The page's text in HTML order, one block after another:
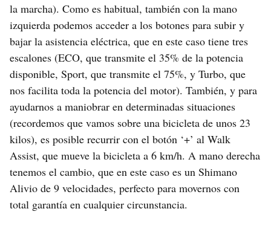
la marcha). Como es habitual, también con la mano
izquierda podemos acceder a los botones para subir y
bajar la asistencia eléctrica, que en este caso tiene tres
escalones (ECO, que transmite el 35% de la potencia
disponible, Sport, que transmite el 75%, y Turbo, que
nos facilita toda la potencia del motor). También, y para
ayudarnos a maniobrar en determinadas situaciones
(recordemos que vamos sobre una bicicleta de unos 23
kilos), es posible recurrir con el botón ‘+’ al Walk
Assist, que mueve la bicicleta a 6 km/h. A mano derecha
tenemos el cambio, que en este caso es un Shimano
Alivio de 9 velocidades, perfecto para movernos con
total garantía en cualquier circunstancia.